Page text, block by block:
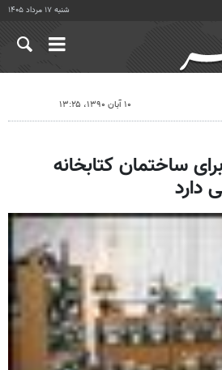
شنبه ۱۷ مرداد ۱۴۰۵
۱۰ آبان ۱۳۹۰، ۱۳:۲۵
ساختمان کتابخانه
دارد